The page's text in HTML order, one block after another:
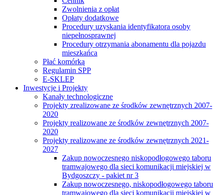
Zwolnienia z opłat
Opłaty dodatkowe
Procedury uzyskania identyfikatora osoby
niepełnosprawnej
Procedury otrzymania abonamentu dla pojazdu
mieszkańca
Płać komórką
Regulamin SPP
E-SKLEP
Inwestycje i Projekty
Kanały technologiczne
Projekty zrealizowane ze środków zewnętrznych 2007-
2020
Projekty realizowane ze środków zewnętrznych 2007-
2020
Projekty realizowane ze środków zewnętrznych 2021-
2027
Zakup nowoczesnego niskopodłogowego taboru
tramwajowego dla sieci komunikacji miejskiej w
Bydgoszczy - pakiet nr 3
Zakup nowoczesnego, niskopodłogowego taboru
tramwajowego dla sieci komunikacji miejskiej w